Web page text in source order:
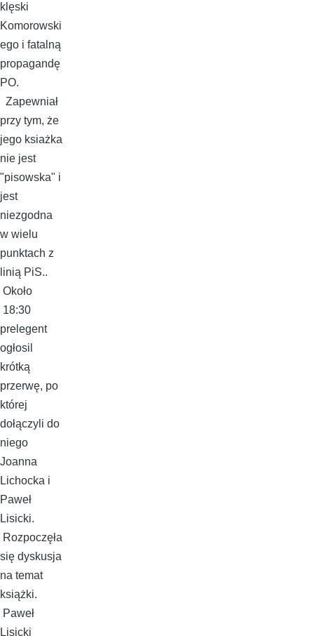
klęski
Komorowski
ego i fatalną
propagandę
PO.
Zapewniał
przy tym, że
jego ksiażka
nie jest
"pisowska" i
jest
niezgodna
w wielu
punktach z
linią PiS..
Około
18:30
prelegent
ogłosil
krótką
przerwę, po
której
dołączyli do
niego
Joanna
Lichocka i
Paweł
Lisicki.
Rozpoczęła
się dyskusja
na temat
książki.
Paweł
Lisicki